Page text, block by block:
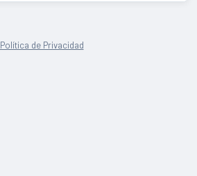
Política de Privacidad